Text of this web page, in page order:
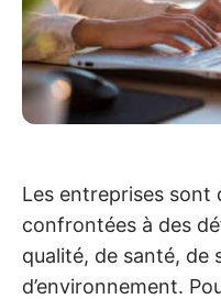
Les entreprises sont
confrontées à des
qualité, de santé, de
d’environnement.